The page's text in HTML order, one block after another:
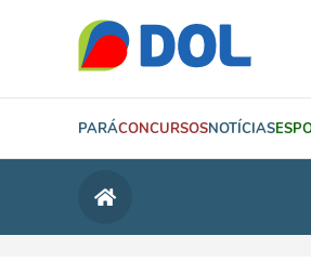
PARÁCONCURSOSNOTÍCIAS